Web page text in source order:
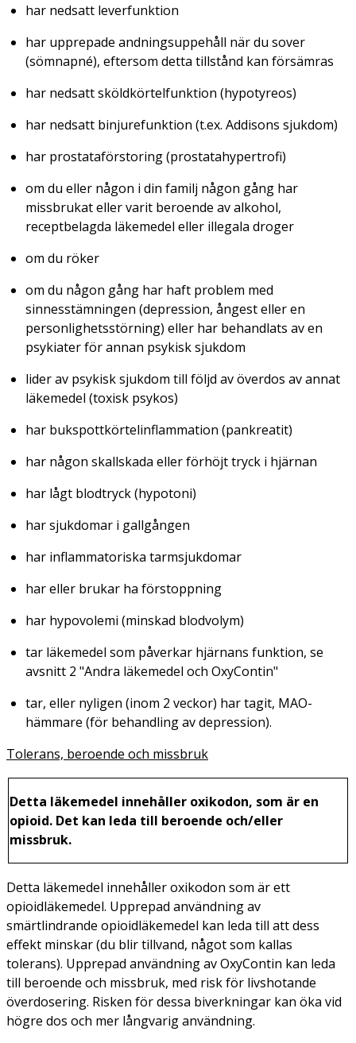
har nedsatt leverfunktion
har upprepade andningsuppehåll när du sover
(sömnapné), eftersom detta tillstånd kan försämras
har nedsatt sköldkörtelfunktion (hypotyreos)
har nedsatt binjurefunktion (t.ex. Addisons sjukdom)
har prostataförstoring (prostatahypertrofi)
om du eller någon i din familj någon gång har
missbrukat eller varit beroende av alkohol,
receptbelagda läkemedel eller illegala droger
om du röker
om du någon gång har haft problem med
sinnesstämningen (depression, ångest eller en
personlighetsstörning) eller har behandlats av en
psykiater för annan psykisk sjukdom
lider av psykisk sjukdom till följd av överdos av annat
läkemedel (toxisk psykos)
har bukspottkörtelinflammation (pankreatit)
har någon skallskada eller förhöjt tryck i hjärnan
har lågt blodtryck (hypotoni)
har sjukdomar i gallgången
har inflammatoriska tarmsjukdomar
har eller brukar ha förstoppning
har hypovolemi (minskad blodvolym)
tar läkemedel som påverkar hjärnans funktion, se
avsnitt 2 "Andra läkemedel och OxyContin"
tar, eller nyligen (inom 2 veckor) har tagit, MAO-
hämmare (för behandling av depression).
Tolerans, beroende och missbruk
Detta läkemedel innehåller oxikodon, som är en
opioid. Det kan leda till beroende och/eller
missbruk.
Detta läkemedel innehåller oxikodon som är ett
opioidläkemedel. Upprepad användning av
smärtlindrande opioidläkemedel kan leda till att dess
effekt minskar (du blir tillvand, något som kallas
tolerans). Upprepad användning av OxyContin kan leda
till beroende och missbruk, med risk för livshotande
överdosering. Risken för dessa biverkningar kan öka vid
högre dos och mer långvarig användning.